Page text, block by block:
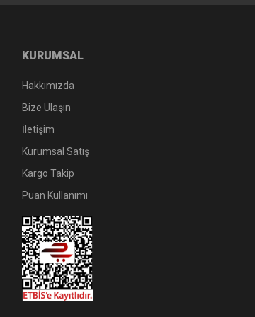
KURUMSAL
Hakkımızda
Bize Ulaşın
İletişim
Kurumsal Satış
Kargo Takip
Puan Kullanımı